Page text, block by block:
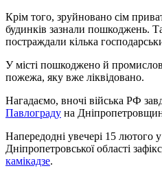
Крім того, зруйновано сім
будинків зазнали пошкоджень.
постраждали кілька
У місті пошкоджено й
пожежа, яку вже ліквідовано.
Нагадаємо, вночі війська РФ
Павлограду на
Напередодні увечері 15 лютого
Дніпропетровської області
камікадзе.